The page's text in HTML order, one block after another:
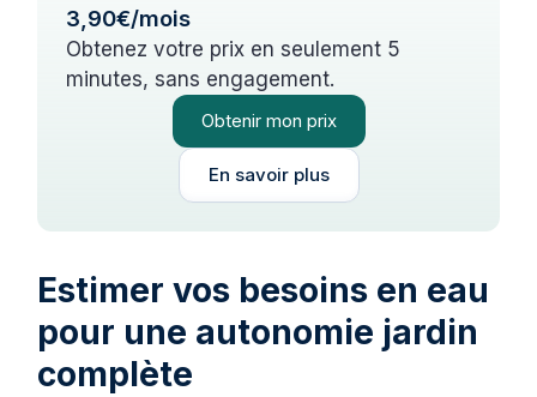
3,90€/mois
Obtenez votre prix en seulement 5
minutes, sans engagement.
Obtenir mon prix
En savoir plus
Estimer vos besoins en eau
pour une autonomie jardin
complète